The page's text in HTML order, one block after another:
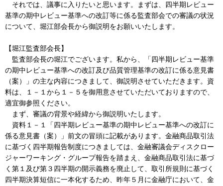
それでは、議事に入りたいと思います。まずは、四半期レビュー
基準の期中レビュー基準への改訂等に係る監査部会での審議の状況
について、堀江部会長から御説明をお願いいたします。
【堀江監査部会長】
監査部会長の堀江でございます。私から、「四半期レビュー基準
の期中レビュー基準への改訂及び品質管理基準の改訂に係る意見書
（案）」の主な内容につきまして、御説明させていただきます。資
料は、１－１から１－５を御用意させていただいておりますので、
適宜御参照ください。
まず、審議の背景や経緯から御説明いたします。
資料１－１「四半期レビュー基準の期中レビュー基準への改訂に
係る意見書（案）」前文の冒頭に記載があります。金融商品取引法
に基づく四半期報告制度につきましては、金融審議会ディスクロー
ジャーワーキング・グループ報告を踏まえ、金融商品取引法に基づ
く第１及び第３四半期の開示義務を廃止して、取引所規則に基づく
四半期決算短信に一本化するため、昨年５月に金融庁において、金